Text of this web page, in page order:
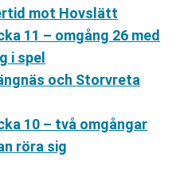
mot Hovslätt
11 – omgång 26 med
i spel
och Storvreta
10 – två omgångar
röra sig